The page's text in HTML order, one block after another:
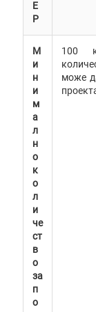
Е
Р
М
и
н
и
м
а
л
н
о
к
о
л
и
че
ст
в
о
за
п
о
100
може